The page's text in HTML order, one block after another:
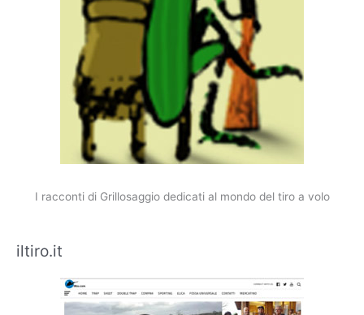
I racconti di Grillosaggio dedicati al mondo del tiro a volo
iltiro.it